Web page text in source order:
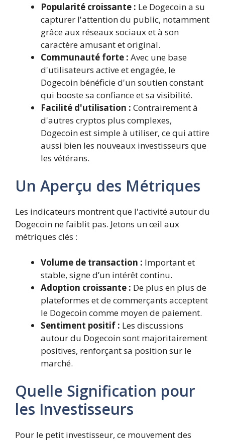
Popularité croissante : Le Dogecoin a su
capturer l'attention du public, notamment
grâce aux réseaux sociaux et à son
caractère amusant et original.
Communauté forte : Avec une base
d'utilisateurs active et engagée, le
Dogecoin bénéficie d'un soutien constant
qui booste sa confiance et sa visibilité.
Facilité d'utilisation : Contrairement à
d'autres cryptos plus complexes,
Dogecoin est simple à utiliser, ce qui attire
aussi bien les nouveaux investisseurs que
les vétérans.
Un Aperçu des Métriques
Les indicateurs montrent que l'activité autour du
Dogecoin ne faiblit pas. Jetons un œil aux
métriques clés :
Volume de transaction : Important et
stable, signe d’un intérêt continu.
Adoption croissante : De plus en plus de
plateformes et de commerçants acceptent
le Dogecoin comme moyen de paiement.
Sentiment positif : Les discussions
autour du Dogecoin sont majoritairement
positives, renforçant sa position sur le
marché.
Quelle Signification pour
les Investisseurs
Pour le petit investisseur, ce mouvement des